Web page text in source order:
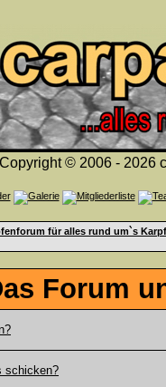
Copyright © 2006 - 2026
für alles rund um`s
Forum
schicken?